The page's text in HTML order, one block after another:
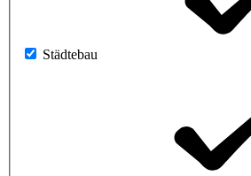
Städtebau